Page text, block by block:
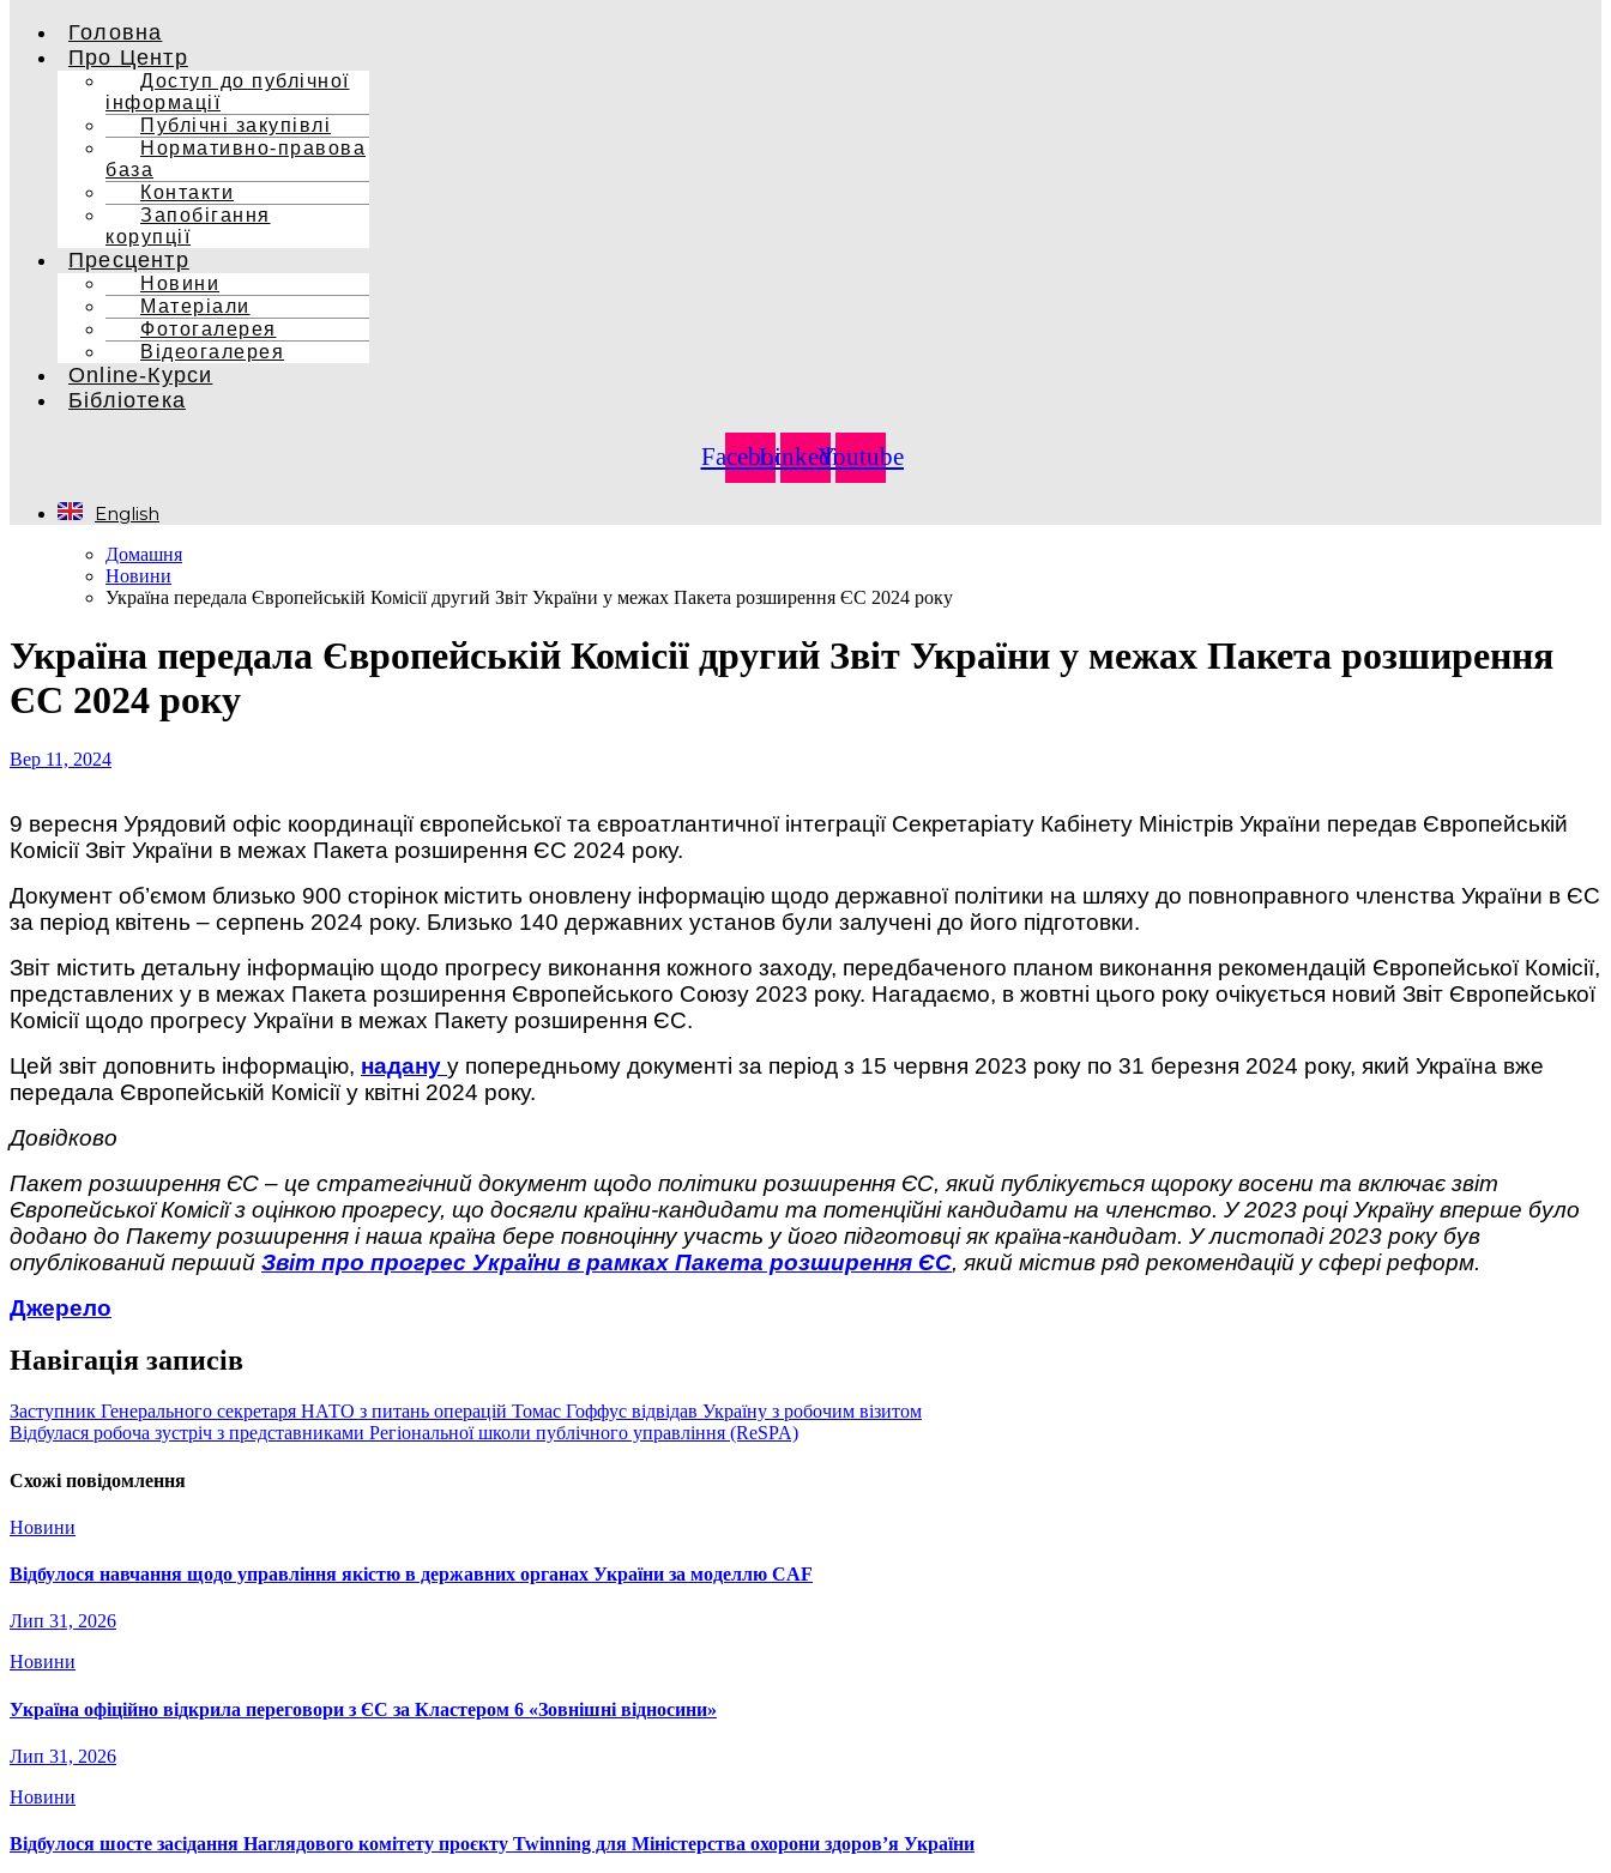
Головна
Про Центр
Доступ до публічної
інформації
Публічні закупівлі
Нормативно-правова
база
Контакти
Запобігання
корупції
Пресцентр
Новини
Матеріали
Фотогалерея
Відеогалерея
Online-Курси
Бібліотека
FacebookLinkedinYoutube
English
Домашня
Новини
Україна передала Європейській Комісії другий Звіт України у межах Пакета розширення ЄС 2024 року
Україна передала Європейській Комісії другий Звіт України у межах Пакета розширення
ЄС 2024 року
Вер 11, 2024
9 вересня Урядовий офіс координації європейської та євроатлантичної інтеграції Секретаріату Кабінету Міністрів України передав Європейській
Комісії Звіт України в межах Пакета розширення ЄС 2024 року.
Документ об’ємом близько 900 сторінок містить оновлену інформацію щодо державної політики на шляху до повноправного членства України в ЄС
за період квітень – серпень 2024 року. Близько 140 державних установ були залучені до його підготовки.
Звіт містить детальну інформацію щодо прогресу виконання кожного заходу, передбаченого планом виконання рекомендацій Європейської Комісії,
представлених у в межах Пакета розширення Європейського Союзу 2023 року. Нагадаємо, в жовтні цього року очікується новий Звіт Європейської
Комісії щодо прогресу України в межах Пакету розширення ЄС.
Цей звіт доповнить інформацію, надану у попередньому документі за період з 15 червня 2023 року по 31 березня 2024 року, який Україна вже
передала Європейській Комісії у квітні 2024 року.
Довідково
Пакет розширення ЄС – це стратегічний документ щодо політики розширення ЄС, який публікується щороку восени та включає звіт
Європейської Комісії з оцінкою прогресу, що досягли країни-кандидати та потенційні кандидати на членство. У 2023 році Україну вперше було
додано до Пакету розширення і наша країна бере повноцінну участь у його підготовці як країна-кандидат. У листопаді 2023 року був
опублікований перший Звіт про прогрес України в рамках Пакета розширення ЄС, який містив ряд рекомендацій у сфері реформ.
Джерело
Навігація записів
Заступник Генерального секретаря НАТО з питань операцій Томас Гоффус відвідав Україну з робочим візитом
Відбулася робоча зустріч з представниками Регіональної школи публічного управління (ReSPA)
Схожі повідомлення
Новини
Відбулося навчання щодо управління якістю в державних органах України за моделлю CAF
Лип 31, 2026
Новини
Україна офіційно відкрила переговори з ЄС за Кластером 6 «Зовнішні відносини»
Лип 31, 2026
Новини
Відбулося шосте засідання Наглядового комітету проєкту Twinning для Міністерства охорони здоров’я України